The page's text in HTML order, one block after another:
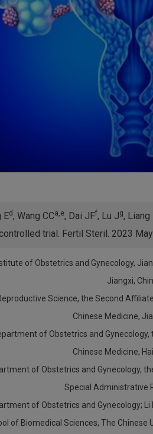
Ed, Wang CCa,e, Dai JFf, Lu Jg, Liang
trial. Fertil Steril. 2023
of Obstetrics and Gynecology,
Jiangxi,
Science, the Second
Chinese Medicine,
of Obstetrics and
Chinese Medicine,
of Obstetrics and Gynecology,
Special Administrative
of Obstetrics and Gynecology;
of Biomedical Sciences, The Chinese